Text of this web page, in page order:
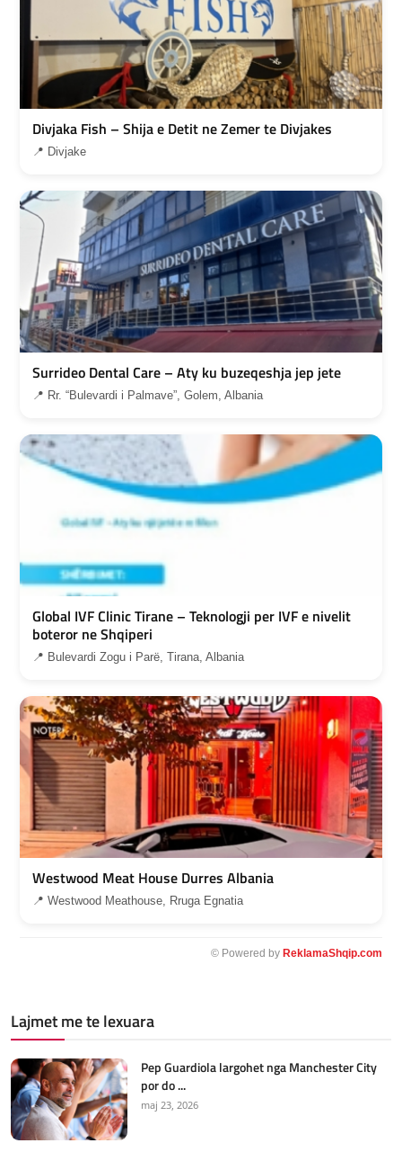
Divjaka Fish – Shija e Detit ne Zemer te Divjakes
📍 Divjake
Surrideo Dental Care – Aty ku buzeqeshja jep jete
📍 Rr. “Bulevardi i Palmave”, Golem, Albania
Global IVF Clinic Tirane – Teknologji per IVF e nivelit
boteror ne Shqiperi
📍 Bulevardi Zogu i Parë, Tirana, Albania
Westwood Meat House Durres Albania
📍 Westwood Meathouse, Rruga Egnatia
© Powered by ReklamaShqip.com
Lajmet me te lexuara
Pep Guardiola largohet nga Manchester City
por do ...
maj 23, 2026